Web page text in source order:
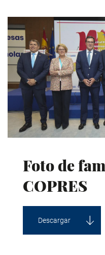
Foto de
COPRES
Descargar